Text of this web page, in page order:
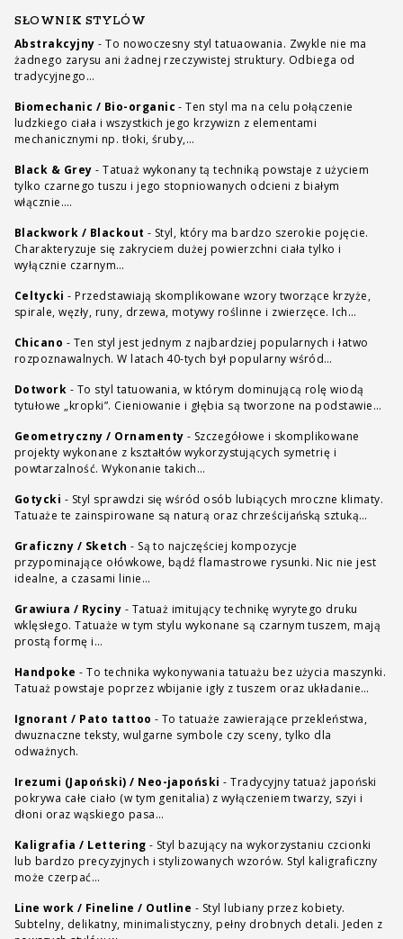
SŁOWNIK STYLÓW
Abstrakcyjny - To nowoczesny styl tatuaowania. Zwykle nie ma
żadnego zarysu ani żadnej rzeczywistej struktury. Odbiega od
tradycyjnego…
Biomechanic / Bio-organic - Ten styl ma na celu połączenie
ludzkiego ciała i wszystkich jego krzywizn z elementami
mechanicznymi np. tłoki, śruby,…
Black & Grey - Tatuaż wykonany tą techniką powstaje z użyciem
tylko czarnego tuszu i jego stopniowanych odcieni z białym
włącznie.…
Blackwork / Blackout - Styl, który ma bardzo szerokie pojęcie.
Charakteryzuje się zakryciem dużej powierzchni ciała tylko i
wyłącznie czarnym…
Celtycki - Przedstawiają skomplikowane wzory tworzące krzyże,
spirale, węzły, runy, drzewa, motywy roślinne i zwierzęce. Ich…
Chicano - Ten styl jest jednym z najbardziej popularnych i łatwo
rozpoznawalnych. W latach 40-tych był popularny wśród…
Dotwork - To styl tatuowania, w którym dominującą rolę wiodą
tytułowe „kropki”. Cieniowanie i głębia są tworzone na podstawie…
Geometryczny / Ornamenty - Szczegółowe i skomplikowane
projekty wykonane z kształtów wykorzystujących symetrię i
powtarzalność. Wykonanie takich…
Gotycki - Styl sprawdzi się wśród osób lubiących mroczne klimaty.
Tatuaże te zainspirowane są naturą oraz chrześcijańską sztuką…
Graficzny / Sketch - Są to najczęściej kompozycje
przypominające ołówkowe, bądź flamastrowe rysunki. Nic nie jest
idealne, a czasami linie…
Grawiura / Ryciny - Tatuaż imitujący technikę wyrytego druku
wklęsłego. Tatuaże w tym stylu wykonane są czarnym tuszem, mają
prostą formę i…
Handpoke - To technika wykonywania tatuażu bez użycia maszynki.
Tatuaż powstaje poprzez wbijanie igły z tuszem oraz układanie…
Ignorant / Pato tattoo - To tatuaże zawierające przekleństwa,
dwuznaczne teksty, wulgarne symbole czy sceny, tylko dla
odważnych.
Irezumi (Japoński) / Neo-japoński - Tradycyjny tatuaż japoński
pokrywa całe ciało (w tym genitalia) z wyłączeniem twarzy, szyi i
dłoni oraz wąskiego pasa…
Kaligrafia / Lettering - Styl bazujący na wykorzystaniu czcionki
lub bardzo precyzyjnych i stylizowanych wzorów. Styl kaligraficzny
może czerpać…
Line work / Fineline / Outline - Styl lubiany przez kobiety.
Subtelny, delikatny, minimalistyczny, pełny drobnych detali. Jeden z